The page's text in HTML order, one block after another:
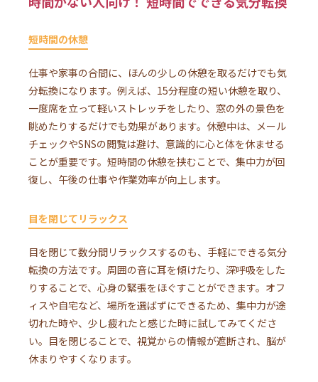
短時間の休憩
仕事や家事の合間に、ほんの少しの休憩を取るだけでも気
分転換になります。例えば、15分程度の短い休憩を取り、
一度席を立って軽いストレッチをしたり、窓の外の景色を
眺めたりするだけでも効果があります。休憩中は、メール
チェックやSNSの閲覧は避け、意識的に心と体を休ませる
ことが重要です。短時間の休憩を挟むことで、集中力が回
復し、午後の仕事や作業効率が向上します。
目を閉じてリラックス
目を閉じて数分間リラックスするのも、手軽にできる気分
転換の方法です。周囲の音に耳を傾けたり、深呼吸をした
りすることで、心身の緊張をほぐすことができます。オフ
ィスや自宅など、場所を選ばずにできるため、集中力が途
切れた時や、少し疲れたと感じた時に試してみてくださ
い。目を閉じることで、視覚からの情報が遮断され、脳が
休まりやすくなります。